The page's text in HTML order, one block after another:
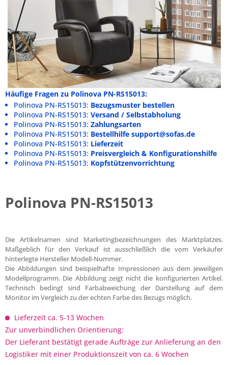
Häufige Fragen zu Polinova PN-RS15013:
Polinova PN-RS15013: Bezugsmuster bestellen
Polinova PN-RS15013: Versand / Selbstabholung
Polinova PN-RS15013: Zahlungsarten
Polinova PN-RS15013: Bestellhilfe support@sofas.de
Polinova PN-RS15013: Lieferzeit
Polinova PN-RS15013: Preisvergleich & Konfigurationshilfe
Polinova PN-RS15013: Kopfstützenvorrichtung
Polinova PN-RS15013
Die Artikelnamen sind Marketingbezeichnungen des Marktplatzes.
Maßgeblich für den Verkauf ist ausschließlich die vom Verkäufer
hinterlegte Hersteller Modell-Nummer.
Die Abbildungen sind beispielhafte Impressionen aus dem jeweiligen
Modellprogramm. Die Abbildung zeigt nicht die konfigurierten Artikel.
Technisch bedingt sind Farbabweichung der Darstellung auf dem
Monitor im Vergleich zu der echten Farbe des Bezugs möglich.
Lieferzeit ca. 5-13 Wochen
Zur unverbindlichen Orientierung:
Der Lieferant bestätigt gerade Aufträge zur Anlieferung an den
Logistiker mit einer Produktionszeit von ca. 6 Wochen